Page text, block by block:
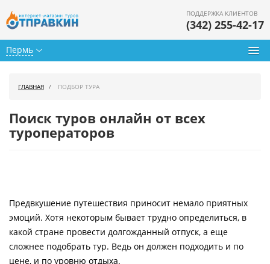
Пермь
ПОДДЕРЖКА КЛИЕНТОВ
(342) 255-42-17
Горящие туры
Страны
Как купить
ГЛАВНАЯ ПОДБОР ТУРА
Поиск туров онлайн от всех
туроператоров
Предвкушение путешествия приносит немало приятных
эмоций. Хотя некоторым бывает трудно определиться, в
какой стране провести долгожданный отпуск, а еще
сложнее подобрать тур. Ведь он должен подходить и по
цене, и по уровню отдыха.